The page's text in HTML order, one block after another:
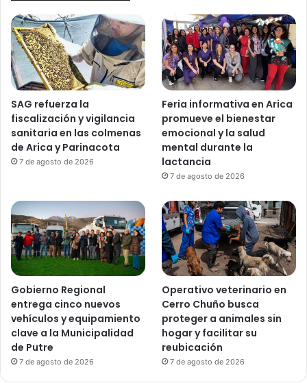
SAG refuerza la
fiscalización y vigilancia
sanitaria en las colmenas
de Arica y Parinacota
7 de agosto de 2026
Feria informativa en Arica
promueve el bienestar
emocional y la salud
mental durante la
lactancia
7 de agosto de 2026
Gobierno Regional
entrega cinco nuevos
vehículos y equipamiento
clave a la Municipalidad
de Putre
7 de agosto de 2026
Operativo veterinario en
Cerro Chuño busca
proteger a animales sin
hogar y facilitar su
reubicación
7 de agosto de 2026